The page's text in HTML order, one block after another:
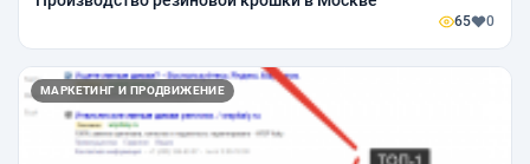
65 0
МАРКЕТИНГ И ПРОДВИЖЕНИЕ